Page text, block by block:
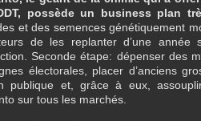
possède un business plan
et des semences génétiquement
de les replanter d’une
Seconde étape: dépenser des
électorales, placer d’anciens
publique et, grâce à eux,
sur tous les marchés.